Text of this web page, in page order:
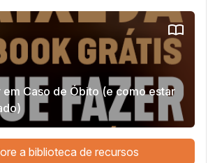
em Caso de Óbito (e como estar
a biblioteca de recursos